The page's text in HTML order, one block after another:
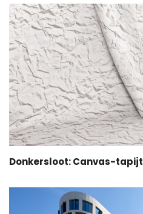
Donkersloot: Canvas-tapijt